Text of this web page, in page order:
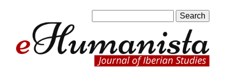
to
main
content
e
a
a
r